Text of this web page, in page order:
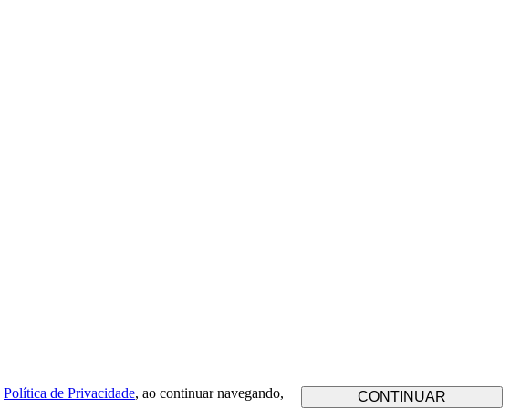
Política de Privacidade, ao continuar navegando,
CONTINUAR